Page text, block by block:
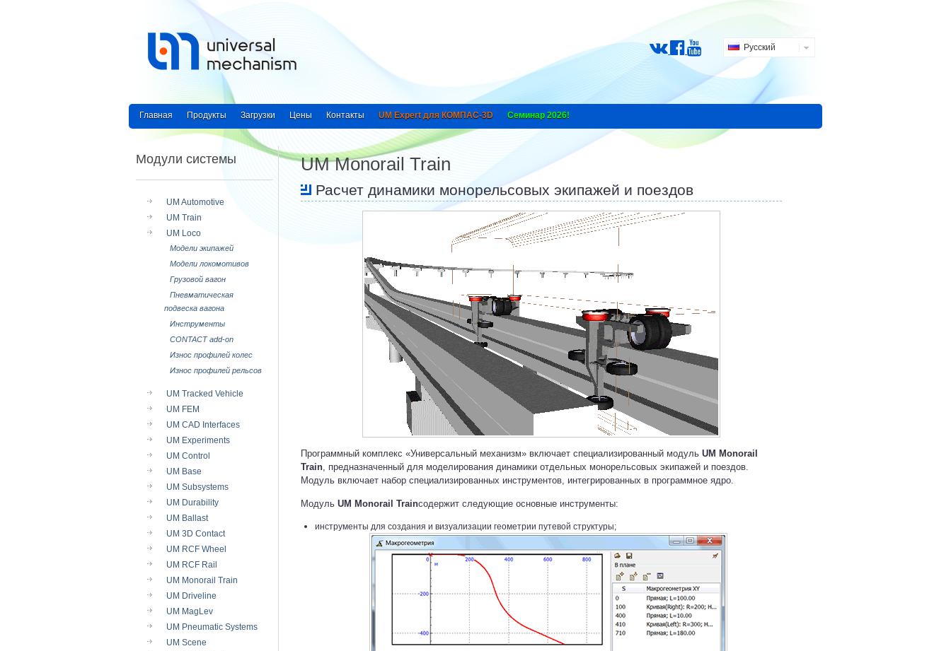
Русский
Главная Продукты Загрузки Цены Контакты UM Expert для КОМПАС-3D Семинар 2026!
Модули системы
UM Automotive
UM Train
UM Loco
Модели экипажей
Модели локомотивов
Грузовой вагон
Пневматическая
подвеска вагона
Инструменты
CONTACT add-on
Износ профилей колес
Износ профилей рельсов
UM Tracked Vehicle
UM FEM
UM CAD Interfaces
UM Experiments
UM Control
UM Base
UM Subsystems
UM Durability
UM Ballast
UM 3D Contact
UM RCF Wheel
UM RCF Rail
UM Monorail Train
UM Driveline
UM MagLev
UM Pneumatic Systems
UM Scene
UM Monorail Train
Расчет динамики монорельсовых экипажей и поездов
Программный комплекс «Универсальный механизм» включает специализированный модуль UM Monorail
Train, предназначенный для моделирования динамики отдельных монорельсовых экипажей и поездов.
Модуль включает набор специализированных инструментов, интегрированных в программное ядро.
Модуль UM Monorail Trainсодержит следующие основные инструменты:
инструменты для создания и визуализации геометрии путевой структуры;